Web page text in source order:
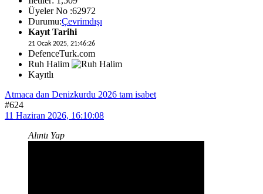
Üyeler No :62972
Durumu:Çevrimdışı
Kayıt Tarihi
21 Ocak 2025, 21:46:26
DefenceTurk.com
Ruh Halim
Kayıtlı
Atmaca dan Denizkurdu 2026 tam isabet
#624
11 Haziran 2026, 16:10:08
Alıntı Yap